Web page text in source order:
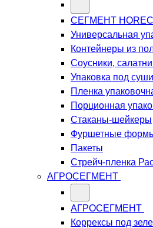
СЕГМЕНТ
Универсальная
Контейнеры из
Соусники,
Упаковка под
Пленка
Порционная
Стаканы-шейкеры
Фуршетные
Пакеты
Стрейч-пленка
АГРОСЕГМЕНТ
АГРОСЕГМЕНТ
Коррексы под